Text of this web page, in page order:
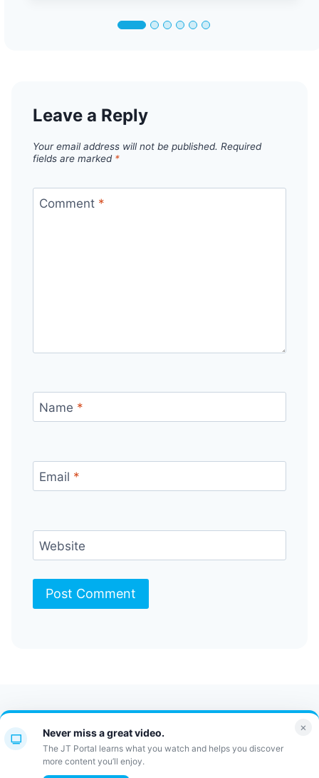
Leave a Reply
Your email address will not be published. Required
fields are marked *
Comment *
Name *
Email *
Website
Contact Us FAQ
Bulletin
JT Portal
×
Never miss a great video.
The JT Portal learns what you watch and helps you discover
more content you’ll enjoy.